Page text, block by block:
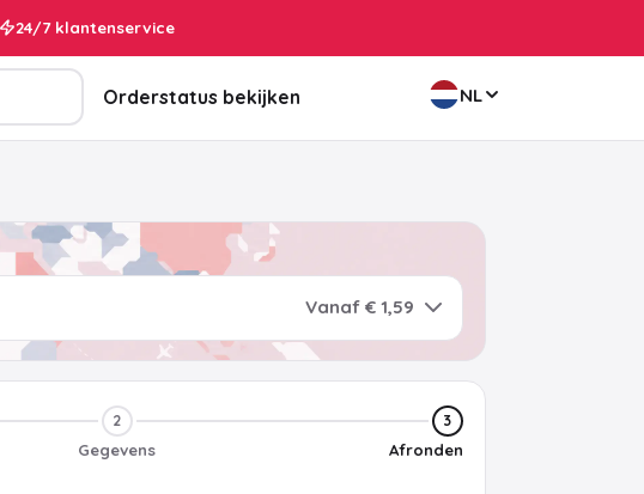
24/7 klantenservice
Orderstatus bekijken NL
Vanaf € 1,59
2
Gegevens
3
Afronden